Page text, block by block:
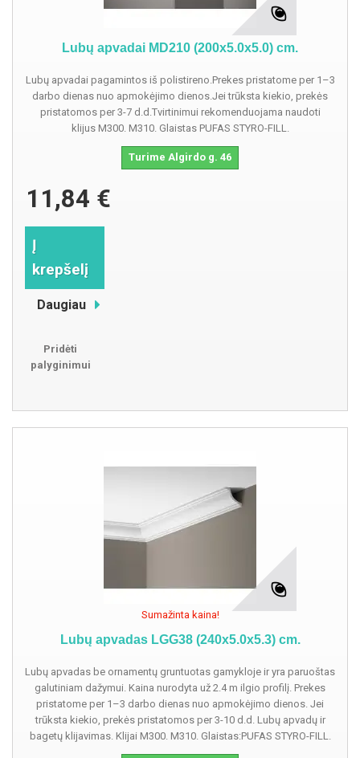
Lubų apvadai MD210 (200x5.0x5.0) cm.
Lubų apvadai pagamintos iš polistireno.Prekes pristatome per 1–3
darbo dienas nuo apmokėjimo dienos.Jei trūksta kiekio, prekės
pristatomos per 3-7 d.d.Tvirtinimui rekomenduojama naudoti
klijus M300. M310. Glaistas PUFAS STYRO-FILL.
Turime Algirdo g. 46
11,84 €
Į
krepšelį
Daugiau
Pridėti
palyginimui
Sumažinta kaina!
Lubų apvadas LGG38 (240x5.0x5.3) cm.
Lubų apvadas be ornamentų gruntuotas gamykloje ir yra paruoštas
galutiniam dažymui. Kaina nurodyta už 2.4 m ilgio profilį. Prekes
pristatome per 1–3 darbo dienas nuo apmokėjimo dienos. Jei
trūksta kiekio, prekės pristatomos per 3-10 d.d. Lubų apvadų ir
bagetų klijavimas. Klijai M300. M310. Glaistas:PUFAS STYRO-FILL.